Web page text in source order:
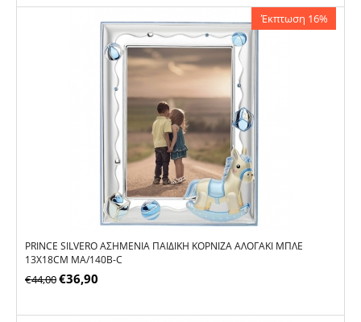
Έκπτωση 16%
PRINCE SILVERO ΑΣΗΜΈΝΙΑ ΠΑΙΔΙΚΉ ΚΟΡΝΊΖΑ ΑΛΟΓΆΚΙ ΜΠΛΕ
13X18CM MA/140B-C
€44,00€36,90